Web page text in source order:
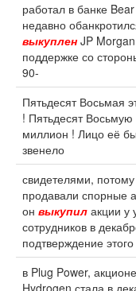
работал в банке
недавно
выкуплен JP
поддержке со
90-
Пятьдесят Восьмая
! Пятьдесят Восьмую
миллион ! Лицо её
звенело
свидетелями,
продавали спорные
он выкупил акции у
сотрудников в
подтверждение
в Plug Power,
Hydrogen стала в